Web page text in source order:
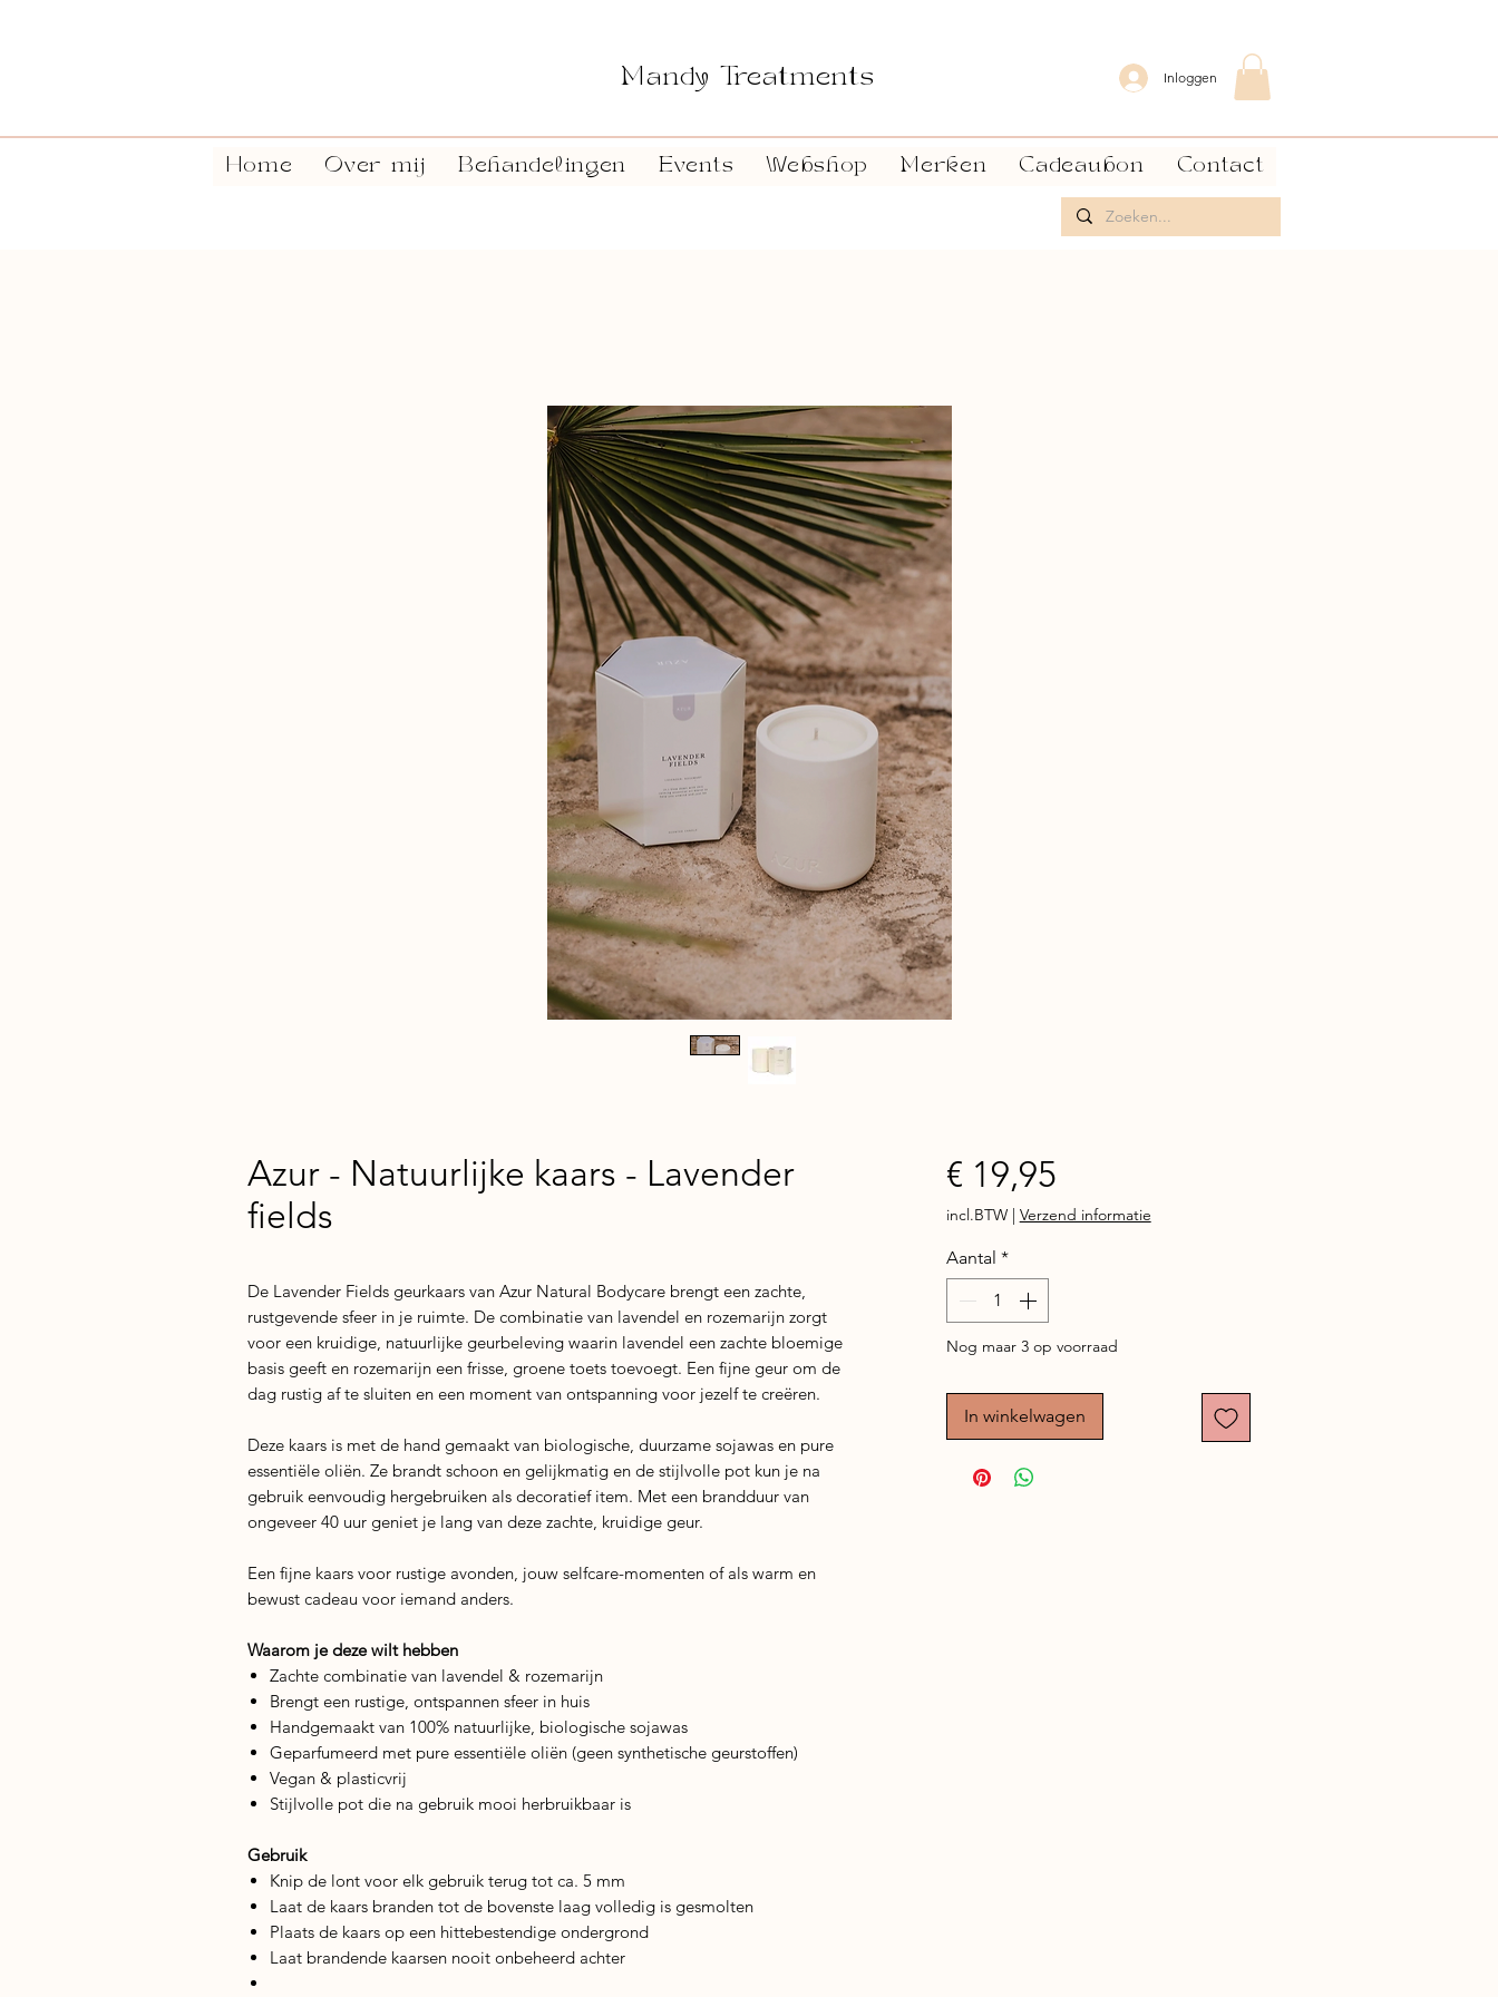
Mandy Treatments Inloggen
Home Over mij Behandelingen Events Webshop Merken Cadeaubon Contact
Azur - Natuurlijke kaars - Lavender
fields
De Lavender Fields geurkaars van Azur Natural Bodycare brengt een zachte,
rustgevende sfeer in je ruimte. De combinatie van lavendel en rozemarijn zorgt
voor een kruidige, natuurlijke geurbeleving waarin lavendel een zachte bloemige
basis geeft en rozemarijn een frisse, groene toets toevoegt. Een fijne geur om de
dag rustig af te sluiten en een moment van ontspanning voor jezelf te creëren.
Deze kaars is met de hand gemaakt van biologische, duurzame sojawas en pure
essentiële oliën. Ze brandt schoon en gelijkmatig en de stijlvolle pot kun je na
gebruik eenvoudig hergebruiken als decoratief item. Met een brandduur van
ongeveer 40 uur geniet je lang van deze zachte, kruidige geur.
Een fijne kaars voor rustige avonden, jouw selfcare-momenten of als warm en
bewust cadeau voor iemand anders.
Waarom je deze wilt hebben
Zachte combinatie van lavendel & rozemarijn
Brengt een rustige, ontspannen sfeer in huis
Handgemaakt van 100% natuurlijke, biologische sojawas
Geparfumeerd met pure essentiële oliën (geen synthetische geurstoffen)
Vegan & plasticvrij
Stijlvolle pot die na gebruik mooi herbruikbaar is
Gebruik
Knip de lont voor elk gebruik terug tot ca. 5 mm
Laat de kaars branden tot de bovenste laag volledig is gesmolten
Plaats de kaars op een hittebestendige ondergrond
Laat brandende kaarsen nooit onbeheerd achter
€ 19,95Prijs
incl.BTW | Verzend informatie
Aantal *
Nog maar 3 op voorraad
In winkelwagen